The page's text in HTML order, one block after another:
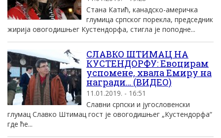
Стана Катић, канадско-америчка
глумица српског порекла, председник
жирија овогодишњег Кустендорфа, стигла је поподне...
СЛАВКО ШТИМАЦ НА
КУСТЕНДОРФУ: Евоцирам
успомене, хвала Емиру на
награди… (ВИДЕО)
11.01.2019. - 16:51
Славни српски и југословенски
глумац Славко Штимац гост је овогодишњег „Кустендорфа“
где ће...